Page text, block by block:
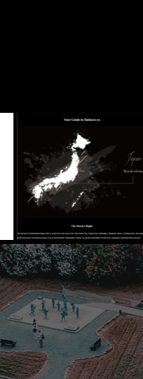
はいか
開 世界
2024.08.31